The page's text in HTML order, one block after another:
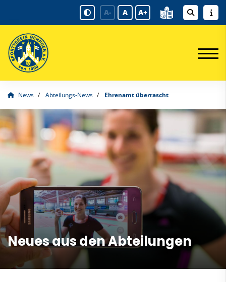
A- A A+
News Abteilungs-News Ehrenamt überrascht
Neues aus den Abteilungen